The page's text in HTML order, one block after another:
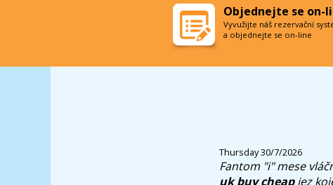
Thursday 30/7/2026
Fantom "i" mese
uk buy cheapjez
Objednejte se on-
Vyvužijte náš rezervační
a objednejte se on-line